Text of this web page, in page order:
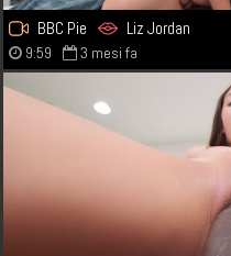
BBC Pie Liz Jordan
9:59 3 mesi fa